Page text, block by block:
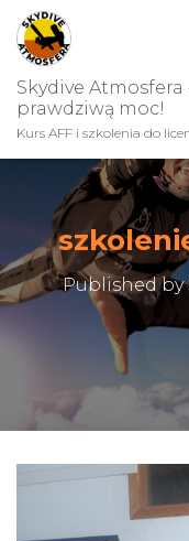
Skydive
prawdziwą moc!
Kurs AFF i szkolenia do
Published by